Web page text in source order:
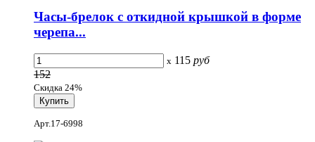
Часы-брелок с откидной крышкой в форме
черепа...
x 115 руб
152
Скидка 24%
Арт.17-6998